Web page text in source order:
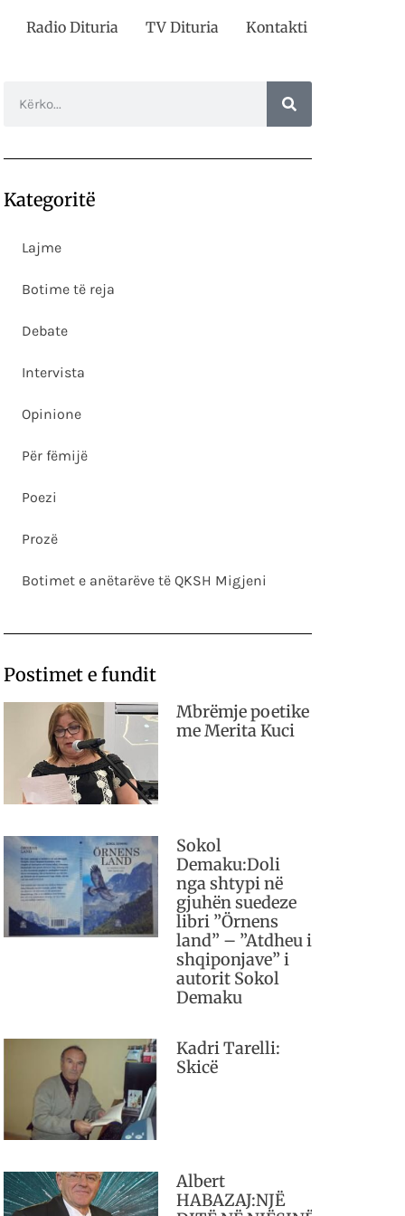
Radio Dituria TV Dituria Kontakti
Kategoritë
Lajme
Botime të reja
Debate
Intervista
Opinione
Për fëmijë
Poezi
Prozë
Botimet e anëtarëve të QKSH Migjeni
Postimet e fundit
Mbrëmje poetike
me Merita Kuci
Sokol
Demaku:Doli
nga shtypi në
gjuhën suedeze
libri ”Örnens
land” – ”Atdheu i
shqiponjave” i
autorit Sokol
Demaku
Kadri Tarelli:
Skicë
Albert
HABAZAJ:NJË